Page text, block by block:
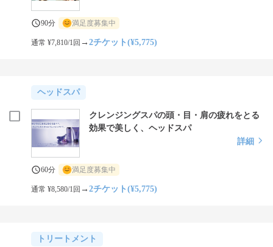
90分 満足度募集中
通常 ¥7,810/1回 →2チケット(¥5,775)
ヘッドスパ
クレンジングスパの頭・目・肩の疲れをとる
効果で美しく、ヘッドスパ
詳細
60分 満足度募集中
通常 ¥8,580/1回 →2チケット(¥5,775)
トリートメント